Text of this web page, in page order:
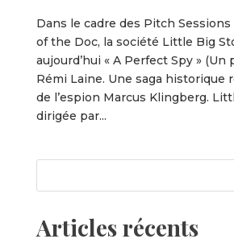
Dans le cadre des Pitch Sessions
of the Doc, la société Little Big
aujourd’hui « A Perfect Spy » (Un
Rémi Laine. Une saga historique
de l’espion Marcus Klingberg.
dirigée par...
Articles récents